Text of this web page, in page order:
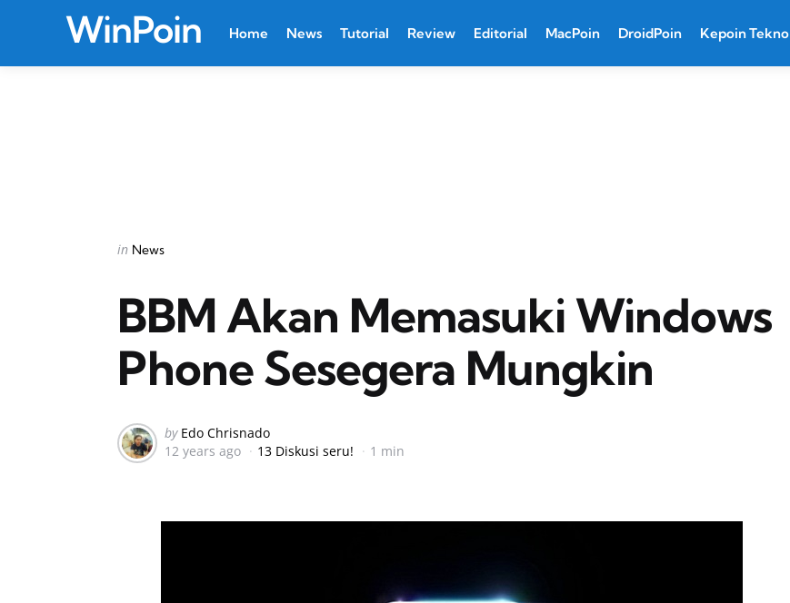
WinPoin Home News Tutorial Review Editorial MacPoin DroidPoin Kepoin Tekno
Categories
Posted
in News
BBM Akan Memasuki Windows
Phone Sesegera Mungkin
Posted
by
by Edo Chrisnado
12 years ago
13 Diskusi seru! 1 min